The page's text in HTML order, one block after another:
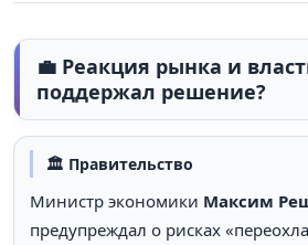
💼 Реакция рынка и
поддержал решение?
🏛️ Правительство
Министр экономики Максим
предупреждал о рисках